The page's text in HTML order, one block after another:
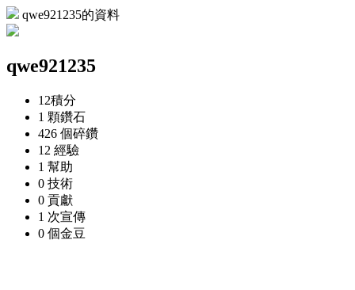
qwe921235的資料
qwe921235
12積分
1 顆鑽石
426 個碎鑽
12 經驗
1 幫助
0 技術
0 貢獻
1 次宣傳
0 個金豆